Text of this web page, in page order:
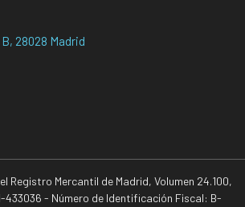
28028 Madrid
Registro Mercantil de Madrid, Volumen 24.100,
433036 - Número de Identificación Fiscal: B-